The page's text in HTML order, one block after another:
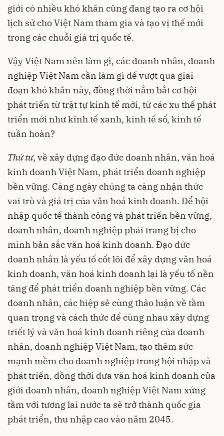
giới có nhiều khó khăn cũng đang tạo ra cơ hội
lịch sử cho Việt Nam tham gia và tạo vị thế mới
trong các chuỗi giá trị quốc tế.
Vậy Việt Nam nên làm gì, các doanh nhân, doanh
nghiệp Việt Nam cần làm gì để vượt qua giai
đoạn khó khăn này, đồng thời nắm bắt cơ hội
phát triển từ trật tự kinh tế mới, từ các xu thế phát
triển mới như kinh tế xanh, kinh tế số, kinh tế
tuần hoàn?
Thứ tư, về xây dựng đạo đức doanh nhân, văn hoá
kinh doanh Việt Nam, phát triển doanh nghiệp
bền vững. Càng ngày chúng ta càng nhận thức
vai trò và giá trị của văn hoá kinh doanh. Để hội
nhập quốc tế thành công và phát triển bền vững,
doanh nhân, doanh nghiệp phải trang bị cho
mình bản sắc văn hoá kinh doanh. Đạo đức
doanh nhân là yếu tố cốt lõi để xây dựng văn hoá
kinh doanh, văn hoá kinh doanh lại là yếu tố nền
tảng để phát triển doanh nghiệp bền vững. Các
doanh nhân, các hiệp sẽ cùng thảo luận về tầm
quan trọng và cách thức để cùng nhau xây dựng
triết lý và văn hoá kinh doanh riêng của doanh
nhân, doanh nghiệp Việt Nam, tạo thêm sức
mạnh mềm cho doanh nghiệp trong hội nhập và
phát triển, đồng thời đưa văn hoá kinh doanh của
giới doanh nhân, doanh nghiệp Việt Nam xứng
tầm với tương lai nước ta sẽ trở thành quốc gia
phát triển, thu nhập cao vào năm 2045.